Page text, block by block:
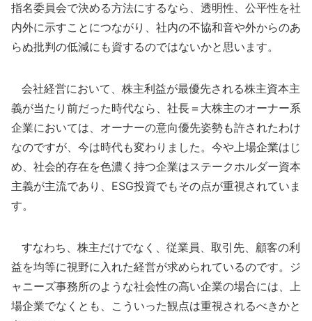
指名委員会で決める方法にするなら、透明性、公平性を社
内外に示すことにつながり、社内の不協和音や外からのあ
らぬ批判の低減にも資するのではないかと思います。
会社経営において、株主利益が最優先される株主資本主
義が当たり前だった時代なら、社長＝大株主のオーナー系
企業においては、オーナーの意向優先姿勢も許されたわけ
なのですが、今は時代も変わりました。今や上場企業はじ
め、社会的存在を色濃く持つ企業はステークホルダー資本
主義が主流であり、ESG投資でもその点が重視されていま
す。
すなわち、株主だけでなく、従業員、取引先、顧客の利
益を均等に視野に入れた経営が求められているのです。ジ
ャニーズ事務所のような社会性の高い企業の場合には、上
場企業でなくとも、こういった観点は重視されるべきかと